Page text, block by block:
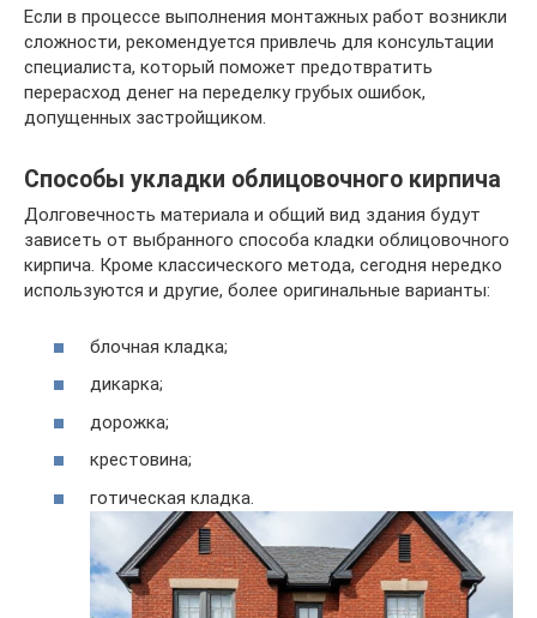
Если в процессе выполнения монтажных работ возникли
сложности, рекомендуется привлечь для консультации
специалиста, который поможет предотвратить
перерасход денег на переделку грубых ошибок,
допущенных застройщиком.
Способы укладки облицовочного кирпича
Долговечность материала и общий вид здания будут
зависеть от выбранного способа кладки облицовочного
кирпича. Кроме классического метода, сегодня нередко
используются и другие, более оригинальные варианты:
блочная кладка;
дикарка;
дорожка;
крестовина;
готическая кладка.